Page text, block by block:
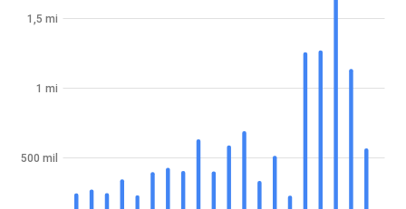
500 mil
1 mi
1,5 mi